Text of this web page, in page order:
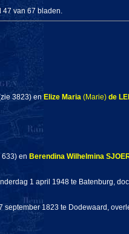
47 van 67 bladen.
3823) en Elize Maria (Marie) de
633) en Berendina Wilhelmina
1 april 1948 te Batenburg,
september 1823 te Dodewaard,